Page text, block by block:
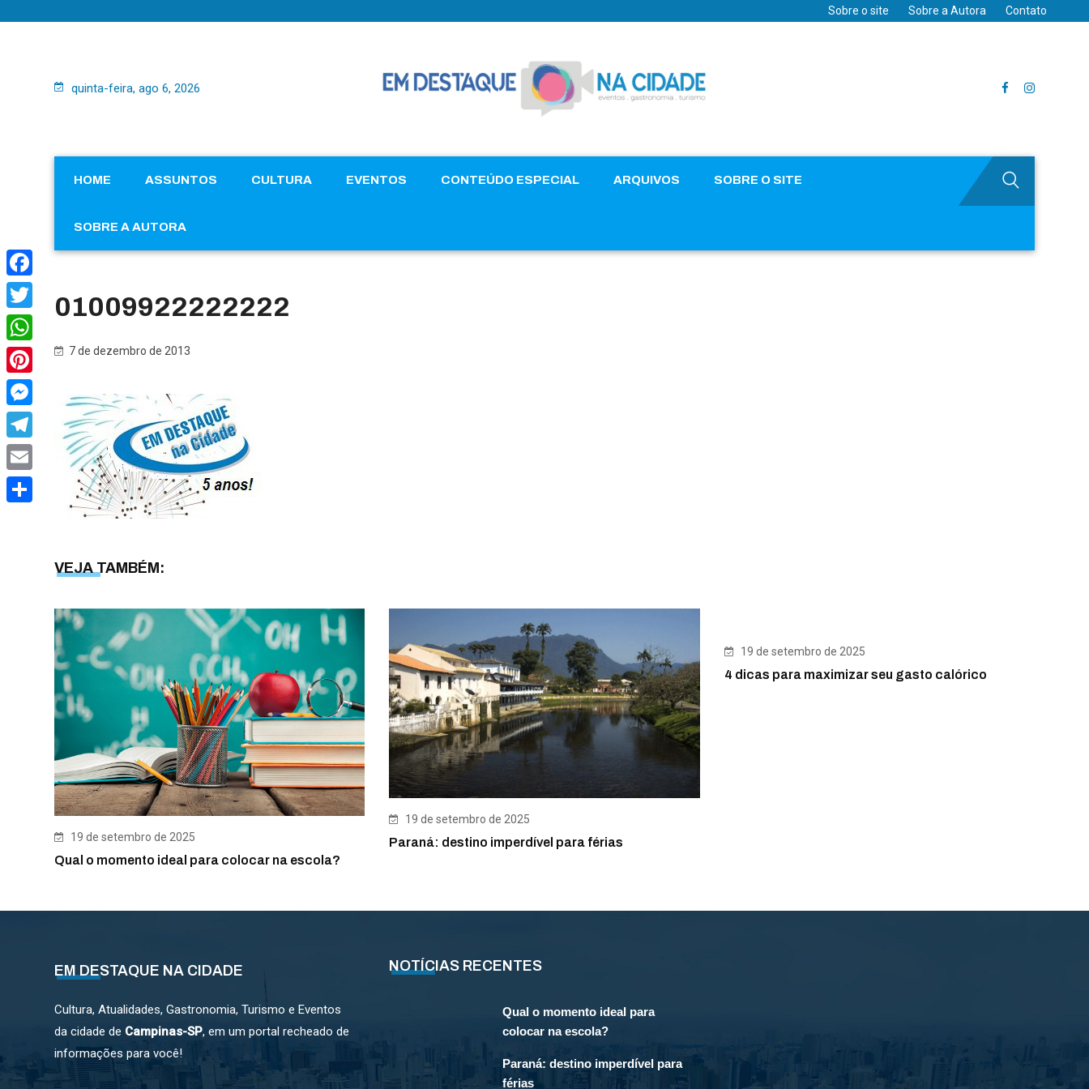
Sobre o site Sobre a Autora Contato
quinta-feira, ago 6, 2026
HOME ASSUNTOS CULTURA EVENTOS CONTEÚDO ESPECIAL ARQUIVOS SOBRE O SITE
SOBRE A AUTORA
01009922222222
7 de dezembro de 2013
VEJA TAMBÉM:
19 de setembro de 2025
Qual o momento ideal para colocar na escola?
19 de setembro de 2025
Paraná: destino imperdível para férias
19 de setembro de 2025
4 dicas para maximizar seu gasto calórico
EM DESTAQUE NA CIDADE
Cultura, Atualidades, Gastronomia, Turismo e Eventos
da cidade de Campinas-SP, em um portal recheado de
informações para você!
NOTÍCIAS RECENTES
Qual o momento ideal para
colocar na escola?
Paraná: destino imperdível para
férias
Facebook
Twitter
WhatsApp
Pinterest
Messenger
Telegram
Email